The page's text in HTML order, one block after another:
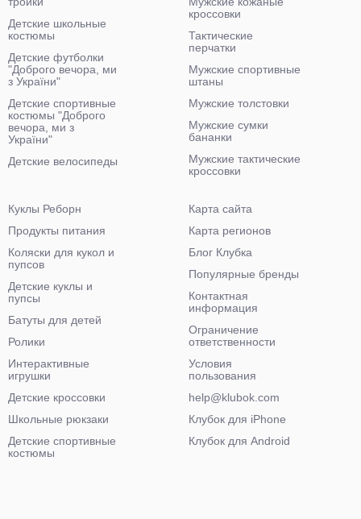
Детские школьные
костюмы
Детские футболки
"Доброго вечора, ми
з України"
Детские спортивные
костюмы "Доброго
вечора, ми з
України"
Детские велосипеды
кроссовки
Тактические
перчатки
Мужские спортивные
штаны
Мужские толстовки
Мужские сумки
бананки
Мужские тактические
кроссовки
Куклы Реборн
Продукты питания
Коляски для кукол и
пупсов
Детские куклы и
пупсы
Батуты для детей
Ролики
Интерактивные
игрушки
Детские кроссовки
Школьные рюкзаки
Детские спортивные
костюмы
Карта сайта
Карта регионов
Блог Клубка
Популярные бренды
Контактная
информация
Ограничение
ответственности
Условия
пользования
help@klubok.com
Клубок для iPhone
Клубок для Android